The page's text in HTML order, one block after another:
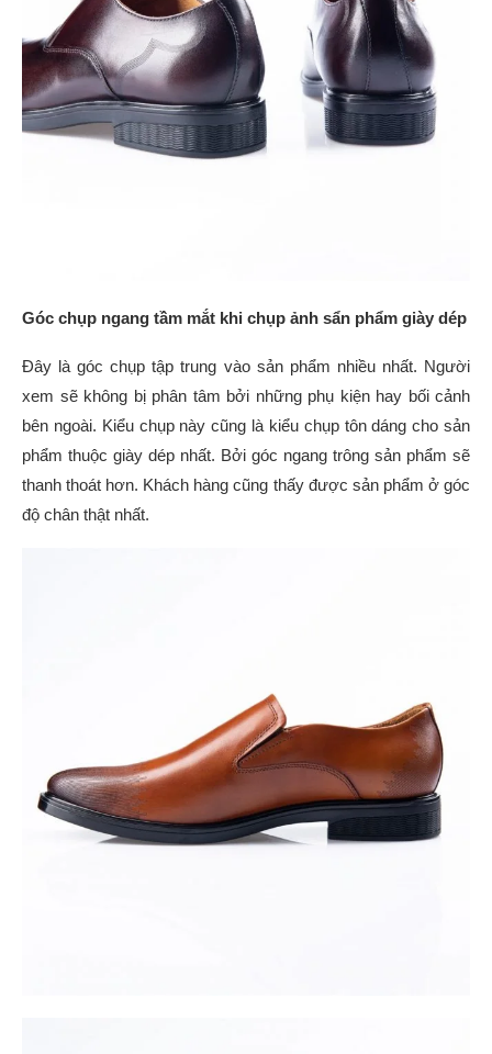
Góc chụp ngang tầm mắt khi chụp ảnh sẩn phẩm giày dép
Đây là góc chụp tập trung vào sản phẩm nhiều nhất. Người
xem sẽ không bị phân tâm bởi những phụ kiện hay bối cảnh
bên ngoài. Kiểu chụp này cũng là kiểu chụp tôn dáng cho sản
phẩm thuộc giày dép nhất. Bởi góc ngang trông sản phẩm sẽ
thanh thoát hơn. Khách hàng cũng thấy được sản phẩm ở góc
độ chân thật nhất.